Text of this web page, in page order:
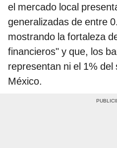
el mercado local
generalizadas de entre
mostrando la fortaleza
financieros" y que, los
representan ni el 1%
México.